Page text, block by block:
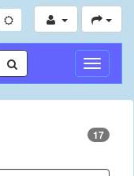
Toggle
17